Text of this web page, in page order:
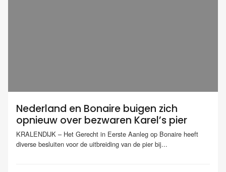
Nederland en Bonaire buigen zich
opnieuw over bezwaren Karel’s pier
KRALENDIJK – Het Gerecht in Eerste Aanleg op Bonaire heeft
diverse besluiten voor de uitbreiding van de pier bij...